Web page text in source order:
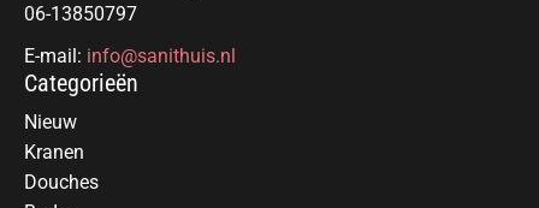
06-13850797
E-mail: info@sanithuis.nl
Categorieën
Nieuw
Kranen
Douches